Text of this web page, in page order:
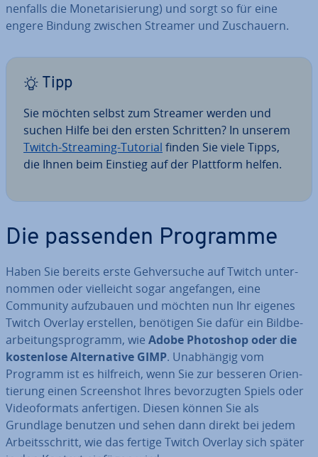
nen­falls die Mo­ne­ta­ri­sie­rung) und sorgt so für eine
engere Bindung zwischen Streamer und Zu­schau­ern.
Tipp
Sie möchten selbst zum Streamer werden und
suchen Hilfe bei den ersten Schritten? In unserem
Twitch-Streaming-Tutorial finden Sie viele Tipps,
die Ihnen beim Einstieg auf der Plattform helfen.
Die passenden Programme
Haben Sie bereits erste Geh­ver­su­che auf Twitch un­ter­
nom­men oder viel­leicht sogar an­ge­fan­gen, eine
Community auf­zu­bau­en und möchten nun Ihr eigenes
Twitch Overlay erstellen, benötigen Sie dafür ein Bild­be­
ar­bei­tungs­pro­gramm, wie Adobe Photoshop oder die
kos­ten­lo­se Al­ter­na­ti­ve GIMP. Un­ab­hän­gig vom
Programm ist es hilfreich, wenn Sie zur besseren Ori­en­
tie­rung einen Screen­shot Ihres be­vor­zug­ten Spiels oder
Vi­deo­for­mats an­fer­ti­gen. Diesen können Sie als
Grundlage benutzen und sehen dann direkt bei jedem
Ar­beits­schritt, wie das fertige Twitch Overlay sich später